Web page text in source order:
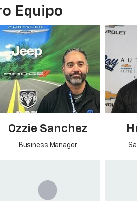
Equipo
Ozzie Sanchez
Business Manager